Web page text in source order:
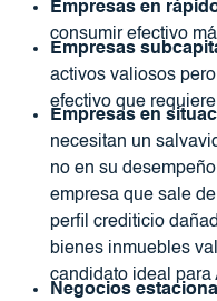
Empresas en
consumir efectivo
Empresas
activos valiosos
efectivo que
Empresas en
necesitan un
no en su
empresa que sale
perfil crediticio
bienes inmuebles
candidato ideal para
Negocios